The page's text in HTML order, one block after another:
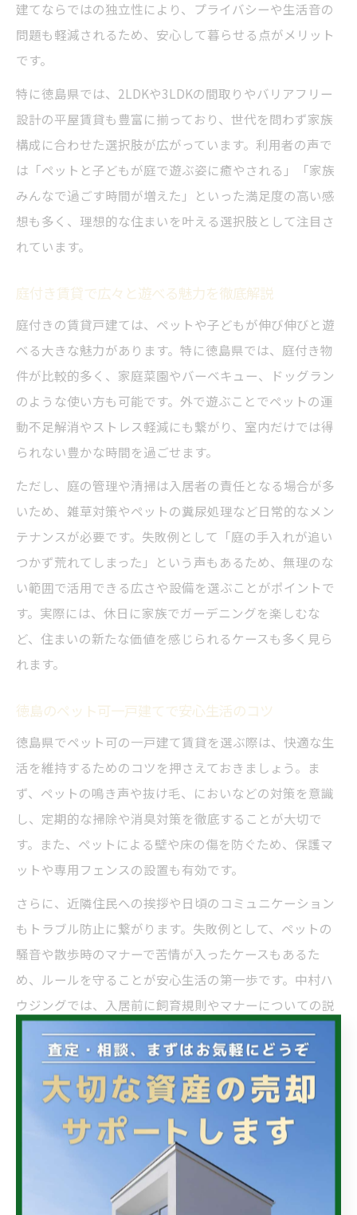
建てならではの独立性により、プライバシーや生活音の
問題も軽減されるため、安心して暮らせる点がメリット
です。
特に徳島県では、2LDKや3LDKの間取りやバリアフリー
設計の平屋賃貸も豊富に揃っており、世代を問わず家族
構成に合わせた選択肢が広がっています。利用者の声で
は「ペットと子どもが庭で遊ぶ姿に癒やされる」「家族
みんなで過ごす時間が増えた」といった満足度の高い感
想も多く、理想的な住まいを叶える選択肢として注目さ
れています。
庭付き賃貸で広々と遊べる魅力を徹底解説
庭付きの賃貸戸建ては、ペットや子どもが伸び伸びと遊
べる大きな魅力があります。特に徳島県では、庭付き物
件が比較的多く、家庭菜園やバーベキュー、ドッグラン
のような使い方も可能です。外で遊ぶことでペットの運
動不足解消やストレス軽減にも繋がり、室内だけでは得
られない豊かな時間を過ごせます。
ただし、庭の管理や清掃は入居者の責任となる場合が多
いため、雑草対策やペットの糞尿処理など日常的なメン
テナンスが必要です。失敗例として「庭の手入れが追い
つかず荒れてしまった」という声もあるため、無理のな
い範囲で活用できる広さや設備を選ぶことがポイントで
す。実際には、休日に家族でガーデニングを楽しむな
ど、住まいの新たな価値を感じられるケースも多く見ら
れます。
徳島のペット可一戸建てで安心生活のコツ
徳島県でペット可の一戸建て賃貸を選ぶ際は、快適な生
活を維持するためのコツを押さえておきましょう。ま
ず、ペットの鳴き声や抜け毛、においなどの対策を意識
し、定期的な掃除や消臭対策を徹底することが大切で
す。また、ペットによる壁や床の傷を防ぐため、保護マ
ットや専用フェンスの設置も有効です。
さらに、近隣住民への挨拶や日頃のコミュニケーション
もトラブル防止に繋がります。失敗例として、ペットの
騒音や散歩時のマナーで苦情が入ったケースもあるた
め、ルールを守ることが安心生活の第一歩です。中村ハ
ウジングでは、入居前に飼育規則やマナーについての説
明も行っているので、初めての方でも安心して賃貸戸建
て生活を始められます。
平屋賃貸で叶える安心バリアフリー暮